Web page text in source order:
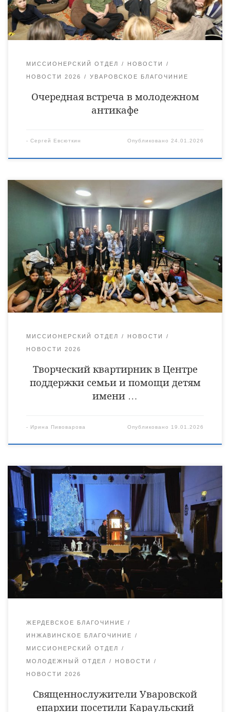
пределах Уваровской епархии, но и всего региона в целом.
Вот […]
МИССИОНЕРСКИЙ ОТДЕЛ НОВОСТИ
НОВОСТИ 2026 УВАРОВСКОЕ БЛАГОЧИНИЕ
Очередная встреча в молодежном
антикафе
- Сергей Евсюткин Опубликовано24.01.2026
18 января священнослужители Уваровской епархии в лице
руководителя и сотрудника миссионерского отдела
иеромонаха Питирима (Сухова) и священника Ярослава
Кравченко совместно с музыкальной группой из
молодежного антикафе города Уварово посетили ТОГБУ
«Центр поддержки семьи и помощи детям имени Г.В.
Чичерина» села Караул Инжавинского муниципального
округа, где совсем недавно создали и оборудовали
музыкальную комнату. В рамках […]
МИССИОНЕРСКИЙ ОТДЕЛ НОВОСТИ
НОВОСТИ 2026
Творческий квартирник в Центре
поддержки семьи и помощи детям
имени …
- Ирина Пивоварова Опубликовано 19.01.2026
Сотрудники миссионерского и молодежного отделов
Уваровской епархии совместно с братиями возрождающегося
Спасо-Преображенского мужского монастыря поселка Демьян
Бедный Жердевского благочиния посетили ребят из ТОГБУ
«Центр семьи и помощи детям имени Г. В. Чичерина» села
Караул Инжавинского муниципального округа. Гости
показали ребятам вертепный театр, посвященный Рождеству
Христову. Вертепное действо — традиционное святочное
представление рассказывающее историю Праздника. […]
ЖЕРДЕВСКОЕ БЛАГОЧИНИЕ
ИНЖАВИНСКОЕ БЛАГОЧИНИЕ
МИССИОНЕРСКИЙ ОТДЕЛ
МОЛОДЕЖНЫЙ ОТДЕЛ НОВОСТИ
НОВОСТИ 2026
Священнослужители Уваровской
епархии посетили Караульский